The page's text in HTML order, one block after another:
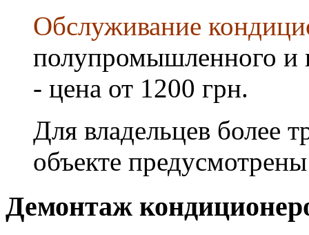
Обслуживание
полупромышленного и
- цена от 1200 грн.
Для владельцев более
объекте
Демонтаж